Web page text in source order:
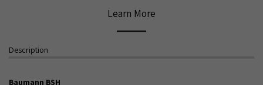
Learn More
Description
Baumann BSH